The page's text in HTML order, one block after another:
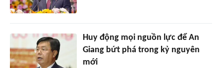
Huy động mọi nguồn lực để An
Giang bứt phá trong kỷ nguyên
mới